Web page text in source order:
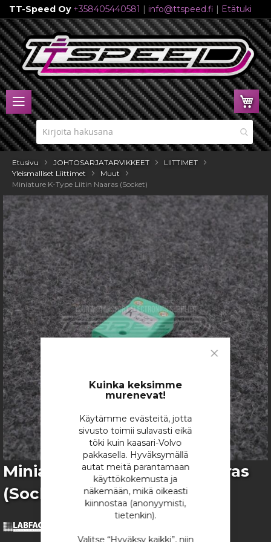
Close
Cookie
Kuinka keksimme
murenevat!
Käytämme evästeitä, jotta
sivusto toimii sulavasti eikä
töki kuin kaasari-Volvo
pakkasella. Hyväksymällä
autat meitä parantamaan
käyttökokemusta ja
näkemään, mikä oikeasti
kiinnostaa (anonyymisti,
tietenkin).
Valitse “Hyväksy kaikki”, niin
TT-Speed Oy +358405440581 | info@ttspeed.fi | Etätuki
Skip
to
Content
Etusivu JOHTOSARJATARVIKKEET
LIITTIMET
Yleismalliset Liittimet
Muut
Miniature K-Type Liitin Naaras (Socket)
Skip
to
the
end
of
the
images
gallery
Skip
to
the
beginning
the
Miniature K-Type Liitin Naaras
(Socket)